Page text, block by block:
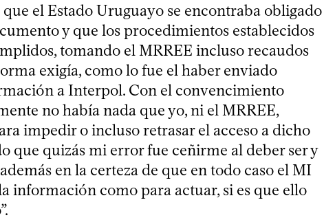
que el Estado Uruguayo se encontraba obligado
y que los procedimientos establecidos
tomando el MRREE incluso recaudos
exigía, como lo fue el haber enviado
a Interpol. Con el convencimiento
no había nada que yo, ni el MRREE,
impedir o incluso retrasar el acceso a dicho
que quizás mi error fue ceñirme al deber ser y
en la certeza de que en todo caso el MI
información como para actuar, si es que ello